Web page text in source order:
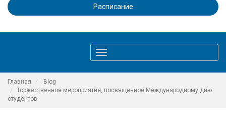
Расписание
navigation
Главная
Blog
Торжественное мероприятие, посвященное Международному дню
студентов